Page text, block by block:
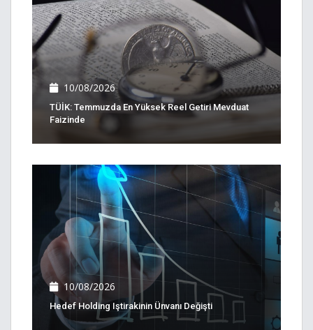
10/08/2026
TÜİK: Temmuzda En Yüksek Reel Getiri Mevduat
Faizinde
10/08/2026
Hedef Holding Iştirakinin Ünvanı Değişti